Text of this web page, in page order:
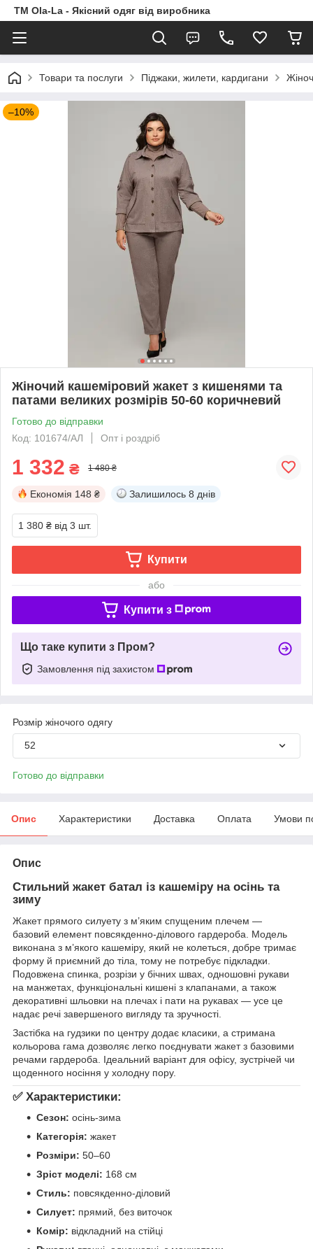
TM Ola-La - Якісний одяг від виробника
Товари та послуги Піджаки, жилети, кардигани
–10%
Жіночий кашеміровий жакет з кишенями та
патами великих розмірів 50-60 коричневий
Готово до відправки
Код: 101674/АЛ
Опт і роздріб
1 332 ₴ 1 480 ₴
Економія 148 ₴ Залишилось 8 днів
1 380 ₴ від 3 шт.
Купити
або
Купити з
Що таке купити з Пром?
Замовлення під захистом
Розмір жіночого одягу
52
Готово до відправки
Опис Характеристики Доставка Оплата Умови
Опис
Стильний жакет батал із кашеміру на осінь та
зиму
Жакет прямого силуету з м’яким спущеним плечем —
базовий елемент повсякденно-ділового гардероба. Модель
виконана з м’якого кашеміру, який не колеться, добре тримає
форму й приємний до тіла, тому не потребує підкладки.
Подовжена спинка, розрізи у бічних швах, одношовні рукави
на манжетах, функціональні кишені з клапанами, а також
декоративні шльовки на плечах і пати на рукавах — усе це
надає речі завершеного вигляду та зручності.
Застібка на гудзики по центру додає класики, а стримана
кольорова гама дозволяє легко поєднувати жакет з базовими
речами гардероба. Ідеальний варіант для офісу, зустрічей чи
щоденного носіння у холодну пору.
✅ Характеристики:
Сезон: осінь-зима
Категорія: жакет
Розміри: 50–60
Зріст моделі: 168 см
Стиль: повсякденно-діловий
Силует: прямий, без виточок
Комір: відкладний на стійці